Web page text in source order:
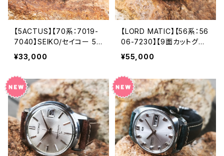
【5ACTUS】【70系：7019-
7040】SEIKO/セイコー 5
アクタス 21石 Cal.7019 キ
ャリバー 機械式 自動巻き
S 1972年 2月製造【ac701
9-7040-5】
¥33,000
【LORD MATIC】【56系：56
06-7230】【9面カットグラ
ス 新品】SEIKO/セイコーロ
ードマチック 精工舎諏訪工
機械式 自動巻き腕時計 ア
ンティークウォッチ 中三針
メンズウォッチ【5606-723
0-2】
¥55,000